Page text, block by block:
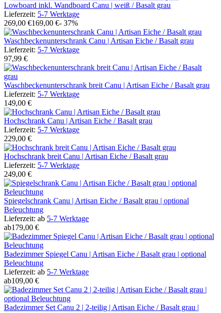
Lowboard inkl. Wandboard Canu | weiß / Basalt grau
Lieferzeit: 5-7 Werktage
269,00 €169,00 €- 37%
Waschbeckenunterschrank Canu | Artisan Eiche / Basalt grau
Lieferzeit: 5-7 Werktage
97,99 €
Waschbeckenunterschrank breit Canu | Artisan Eiche / Basalt grau
Lieferzeit: 5-7 Werktage
149,00 €
Hochschrank Canu | Artisan Eiche / Basalt grau
Lieferzeit: 5-7 Werktage
229,00 €
Hochschrank breit Canu | Artisan Eiche / Basalt grau
Lieferzeit: 5-7 Werktage
249,00 €
Spiegelschrank Canu | Artisan Eiche / Basalt grau | optional
Beleuchtung
Lieferzeit: ab 5-7 Werktage
ab179,00 €
Badezimmer Spiegel Canu | Artisan Eiche / Basalt grau | optional
Beleuchtung
Lieferzeit: ab 5-7 Werktage
ab109,00 €
Badezimmer Set Canu 2 | 2-teilig | Artisan Eiche / Basalt grau |